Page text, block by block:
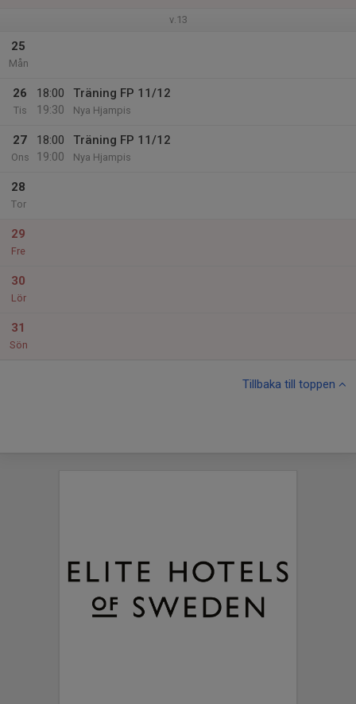
v.13
25
Mån
26
Tis
18:00
19:30
Träning FP 11/12
Nya Hjampis
27
Ons
18:00
19:00
Träning FP 11/12
Nya Hjampis
28
Tor
29
Fre
30
Lör
31
Sön
Tillbaka till toppen